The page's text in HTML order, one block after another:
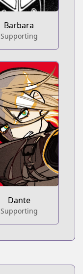
Barbara
Supporting
Dante
Supporting